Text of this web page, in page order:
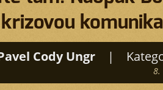
Cody Ungr |
8.